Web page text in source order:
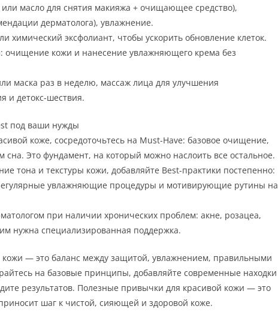
масло для снятия макияжа + очищающее средство),
дерматолога), увлажнение.
химический эксфолиант, чтобы ускорить обновление клеток.
очищение кожи и нанесение увлажняющего крема без
маска раз в неделю, массаж лица для улучшения
и детокс-шествия.
под ваши нужды
коже, сосредоточьтесь на Must-Have: базовое очищение,
Это фундамент, на который можно наслоить все остальное.
тона и текстуры кожи, добавляйте Best-практики постепенно:
увлажняющие процедуры и мотивирующие рутины на
при наличии хронических проблем: акне, розацеа,
нужна специализированная поддержка.
— это баланс между защитой, увлажнением, правильными
на базовые принципы, добавляйте современные находки
результатов. Полезные привычки для красивой кожи — это
шаг к чистой, сияющей и здоровой коже.